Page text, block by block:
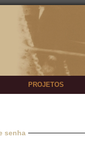
PROJETOS
senha